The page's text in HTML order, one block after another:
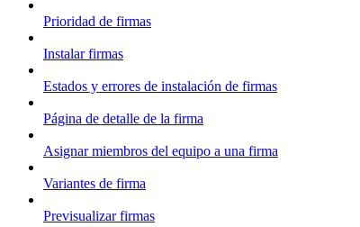
Prioridad de firmas
Instalar firmas
Estados y errores de instalación de firmas
Página de detalle de la firma
Asignar miembros del equipo a una firma
Variantes de firma
Previsualizar firmas